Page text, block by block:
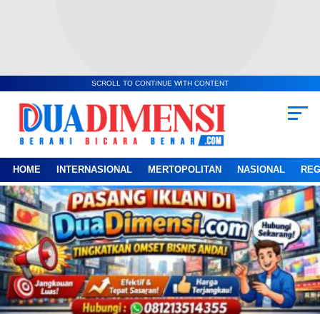
SCROLL TO CONTINUE WITH CONTENT
HOME INTERNASIONAL MERTOPOLITAN NASIONAL